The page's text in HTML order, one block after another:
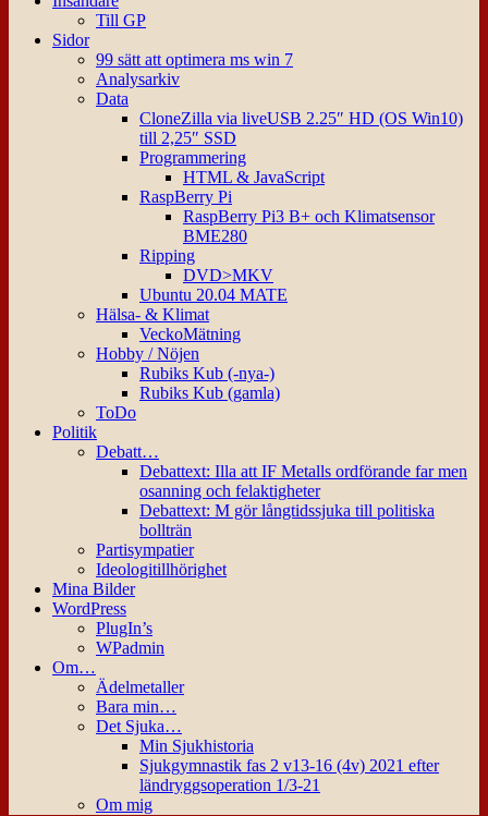
Till GP
Sidor
99 sätt att optimera ms win 7
Analysarkiv
Data
CloneZilla via liveUSB 2.25″ HD (OS Win10)
till 2,25″ SSD
Programmering
HTML & JavaScript
RaspBerry Pi
RaspBerry Pi3 B+ och Klimatsensor
BME280
Ripping
DVD>MKV
Ubuntu 20.04 MATE
Hälsa- & Klimat
VeckoMätning
Hobby / Nöjen
Rubiks Kub (-nya-)
Rubiks Kub (gamla)
ToDo
Politik
Debatt…
Debattext: Illa att IF Metalls ordförande far men
osanning och felaktigheter
Debattext: M gör långtidssjuka till politiska
bollträn
Partisympatier
Ideologitillhörighet
Mina Bilder
WordPress
PlugIn’s
WPadmin
Om…
Ädelmetaller
Bara min…
Det Sjuka…
Min Sjukhistoria
Sjukgymnastik fas 2 v13-16 (4v) 2021 efter
ländryggsoperation 1/3-21
Om mig